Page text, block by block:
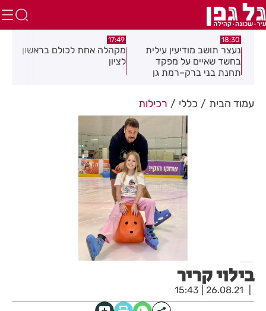
18:30
נעצר תושב מודיעין עילית
בחשד שאיים על מפקד
תחנת בני ברק–רמת גן
17:49
מקהלה אחת לכולם בראשון
לציון
עמוד הבית כללי רכילות
בילוי קריר
26.08.21 | 15:43